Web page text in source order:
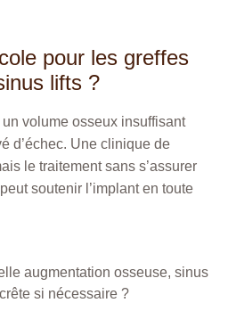
pour les greffes
lifts ?
volume osseux insuffisant
d’échec. Une clinique de
le traitement sans s’assurer
soutenir l’implant en toute
augmentation osseuse, sinus
si nécessaire ?